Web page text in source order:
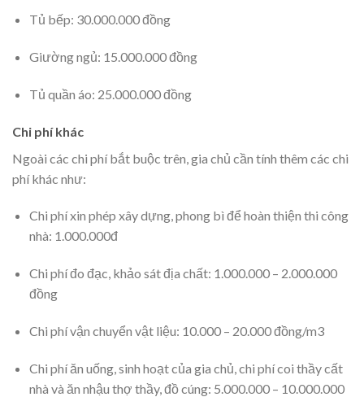
Tủ bếp: 30.000.000 đồng
Giường ngủ: 15.000.000 đồng
Tủ quần áo: 25.000.000 đồng
Chi phí khác
Ngoài các chi phí bắt buộc trên, gia chủ cần tính thêm các chi
phí khác như:
Chi phí xin phép xây dựng, phong bì để hoàn thiện thi công
nhà: 1.000.000đ
Chi phí đo đạc, khảo sát địa chất: 1.000.000 – 2.000.000
đồng
Chi phí vận chuyển vật liệu: 10.000 – 20.000 đồng/m3
Chi phí ăn uống, sinh hoạt của gia chủ, chi phí coi thầy cất
nhà và ăn nhậu thợ thầy, đồ cúng: 5.000.000 – 10.000.000